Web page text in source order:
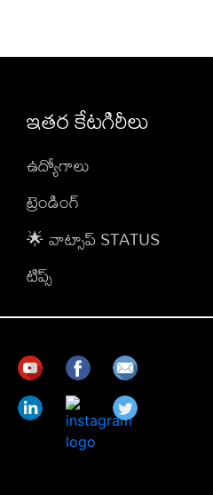
ఇతర కేటగిరీలు
ఉద్యోగాలు
ట్రెండింగ్
🌟 వాట్సాప్ STATUS
టిప్స్